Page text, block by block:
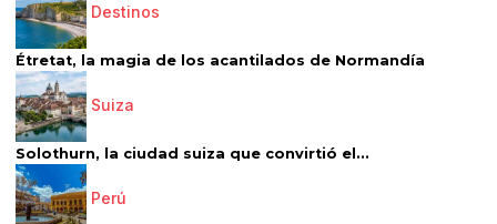
Destinos
Étretat, la magia de los acantilados de Normandía
Suiza
Solothurn, la ciudad suiza que convirtió el...
Perú